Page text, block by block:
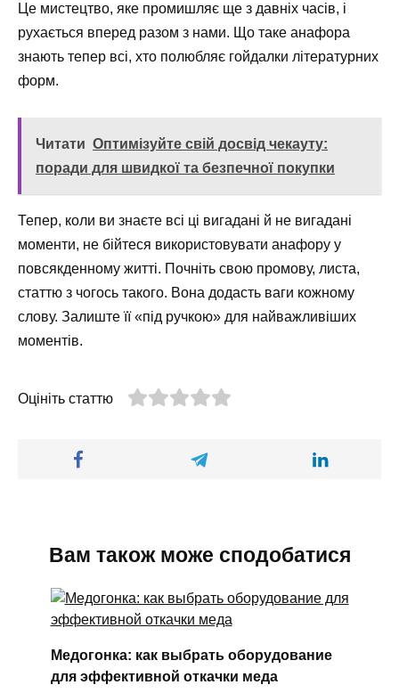
Це мистецтво, яке промишляє ще з давніх часів, і
рухається вперед разом з нами. Що таке анафора
знають тепер всі, хто полюбляє гойдалки літературних
форм.
Читати Оптимізуйте свій досвід чекауту:
поради для швидкої та безпечної покупки
Тепер, коли ви знаєте всі ці вигадані й не вигадані
моменти, не бійтеся використовувати анафору у
повсякденному житті. Почніть свою промову, листа,
статтю з чогось такого. Вона додасть ваги кожному
слову. Залиште її «під ручкою» для найважливіших
моментів.
Оцініть статтю
Вам також може сподобатися
Медогонка: как выбрать оборудование
для эффективной откачки меда